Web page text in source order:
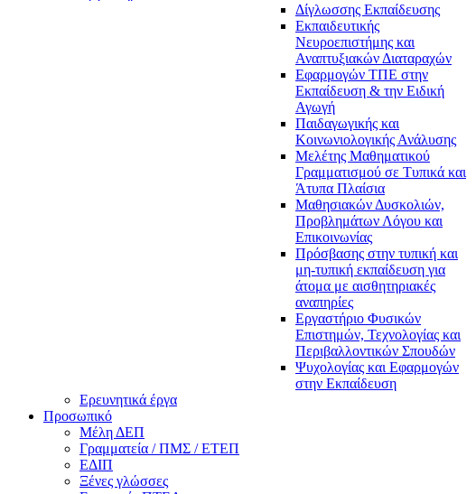
Δίγλωσσης Εκπαίδευσης
Εκπαιδευτικής
Νευροεπιστήμης και
Αναπτυξιακών Διαταραχών
Εφαρμογών ΤΠΕ στην
Εκπαίδευση & την Ειδική
Αγωγή
Παιδαγωγικής και
Κοινωνιολογικής Ανάλυσης
Μελέτης Μαθηματικού
Γραμματισμού σε Τυπικά και
Άτυπα Πλαίσια
Μαθησιακών Δυσκολιών,
Προβλημάτων Λόγου και
Επικοινωνίας
Πρόσβασης στην τυπική και
μη-τυπική εκπαίδευση για
άτομα με αισθητηριακές
αναπηρίες
Εργαστήριο Φυσικών
Επιστημών, Τεχνολογίας και
Περιβαλλοντικών Σπουδών
Ψυχολογίας και Εφαρμογών
στην Εκπαίδευση
Ερευνητικά έργα
Προσωπικό
Μέλη ΔΕΠ
Γραμματεία / ΠΜΣ / ΕΤΕΠ
ΕΔΙΠ
Ξένες γλώσσες